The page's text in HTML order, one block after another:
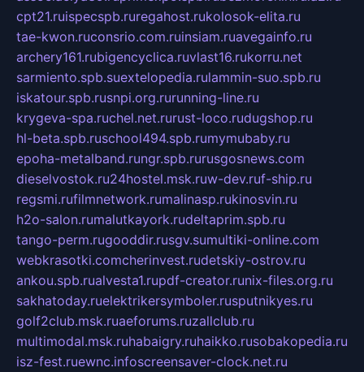
cpt21.ruispecspb.ruregahost.rukolosok-elita.ru
tae-kwon.ruconsrio.com.ruinsiam.ruavegainfo.ru
archery161.rubigencyclica.ruvlast16.rukorru.net
sarmiento.spb.suextelopedia.rulammin-suo.spb.ru
iskatour.spb.rusnpi.org.rurunning-line.ru
krygeva-spa.ruchel.net.rurust-loco.rudugshop.ru
hl-beta.spb.ruschool494.spb.rumymubaby.ru
epoha-metalband.rungr.spb.rurusgosnews.com
dieselvostok.ru24hostel.msk.ruw-dev.ruf-ship.ru
regsmi.rufilmnetwork.rumalinasp.rukinosvin.ru
h2o-salon.rumalutkayork.rudeltaprim.spb.ru
tango-perm.rugooddir.rusgv.sumultiki-online.com
webkrasotki.comcherinvest.rudetskiy-ostrov.ru
ankou.spb.rualvesta1.rupdf-creator.runix-files.org.ru
sakhatoday.ruelektrikersymboler.rusputnikyes.ru
golf2club.msk.ruaeforums.ruzallclub.ru
multimodal.msk.ruhabaigry.ruhaikko.rusobakopedia.ru
isz-fest.ruewnc.infoscreensaver-clock.net.ru